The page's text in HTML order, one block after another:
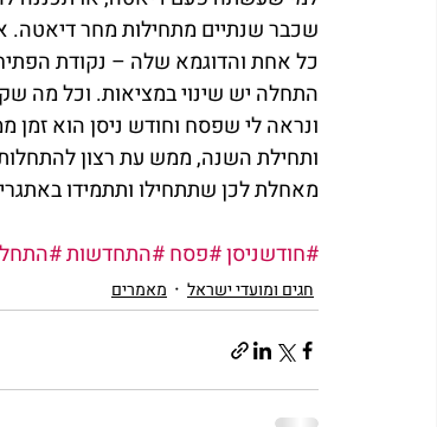
שכבר שנתיים מתחילות מחר דיאטה.
כל אחת והדוגמא שלה – נקודת
התחלה יש שינוי במציאות. וכל מה
ונראה לי שפסח וחודש ניסן הוא
ותחילת השנה, ממש עת רצון
מאחלת לכן שתתחילו ותתמידו
#חודשניסן#פסח#התחדשות
חגים ומועדי ישראל מאמרים